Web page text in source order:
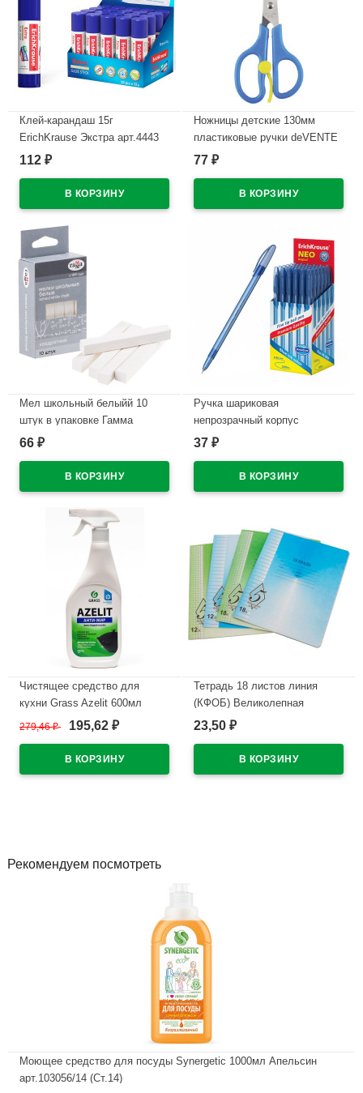
Клей-карандаш 15г
ErichKrause Экстра арт.4443
(Ст.20/480)
112 ₽
Ножницы детские 130мм
пластиковые ручки deVENTE
Космо (Cosmo) с усилителем
77 ₽
Мел школьный белыйй 10
штук в упаковке Гамма
мягкий, квадратный арт
66 ₽
Ручка шариковая
непрозрачный корпус
(ErichKrause) Neo Оригинал
одноразовая арт.46515 (Ст.50)
37 ₽
Чистящее средство для
кухни Grass Azelit 600мл
Казан курок арт.125375
279,46₽ 195,62 ₽
Тетрадь 18 листов линия
(КФОБ) Великолепная
пятерка ассорти арт TW 518
23,50 ₽
Рекомендуем посмотреть
Моющее средство для посуды Synergetic 1000мл Апельсин
арт.103056/14 (Ст.14)